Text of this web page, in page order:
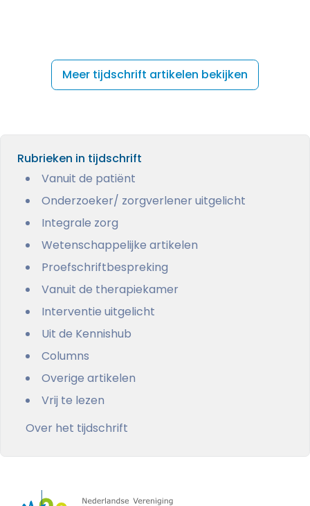
Meer tijdschrift artikelen bekijken
Rubrieken in tijdschrift
Vanuit de patiënt
Onderzoeker/ zorgverlener uitgelicht
Integrale zorg
Wetenschappelijke artikelen
Proefschriftbespreking
Vanuit de therapiekamer
Interventie uitgelicht
Uit de Kennishub
Columns
Overige artikelen
Vrij te lezen
Over het tijdschrift